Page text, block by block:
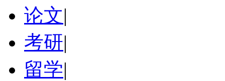
论文|
考研|
留学|